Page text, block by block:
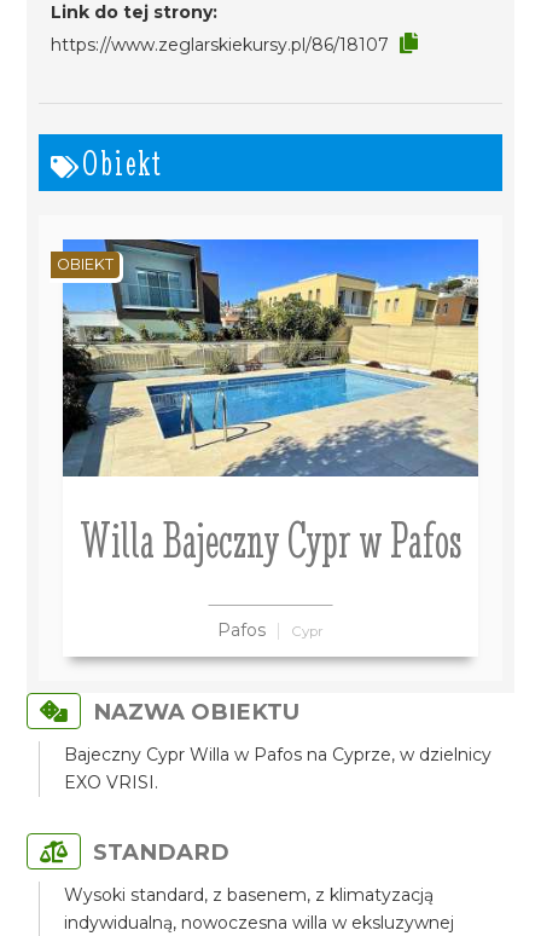
Link do tej strony:
https://www.zeglarskiekursy.pl/86/18107
Obiekt
Willa Bajeczny Cypr w Pafos
Pafos Cypr
OBIEKT
NAZWA OBIEKTU
Bajeczny Cypr Willa w Pafos na Cyprze, w dzielnicy
EXO VRISI.
STANDARD
Wysoki standard, z basenem, z klimatyzacją
indywidualną, nowoczesna willa w eksluzywnej